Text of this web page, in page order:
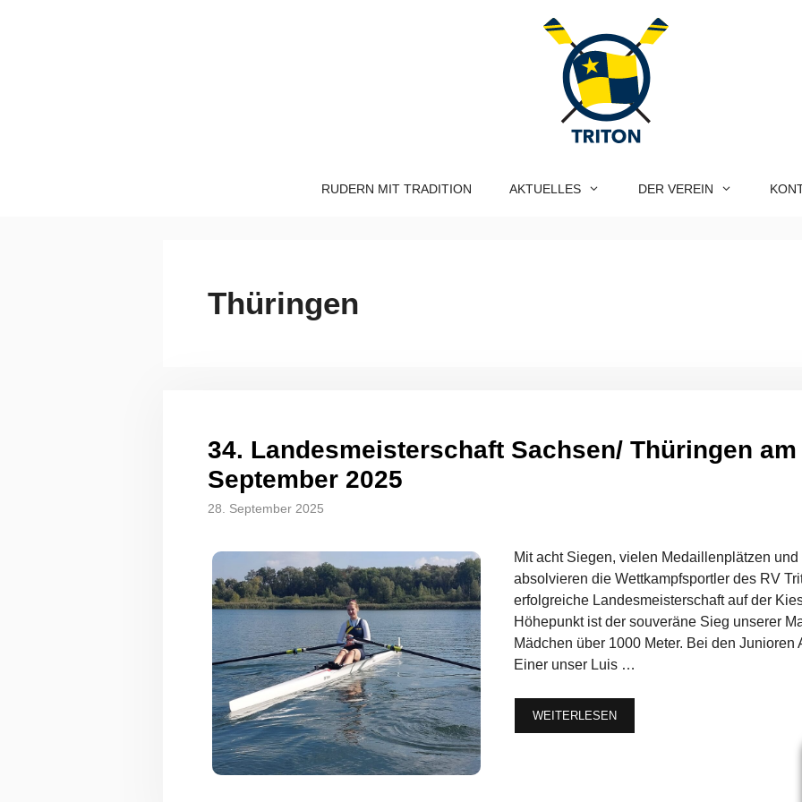
RUDERN MIT TRADITION AKTUELLES DER VEREIN
Thüringen
34. Landesmeisterschaft Sachsen/ Thüringen am
September 2025
28. September 2025
Mit acht Siegen, vielen Medaillenplätzen
absolvieren die Wettkampfsportler des RV
erfolgreiche Landesmeisterschaft auf der
Höhepunkt ist der souveräne Sieg unserer
Mädchen über 1000 Meter. Bei den Junioren
Einer unser Luis …
WEITERLESEN